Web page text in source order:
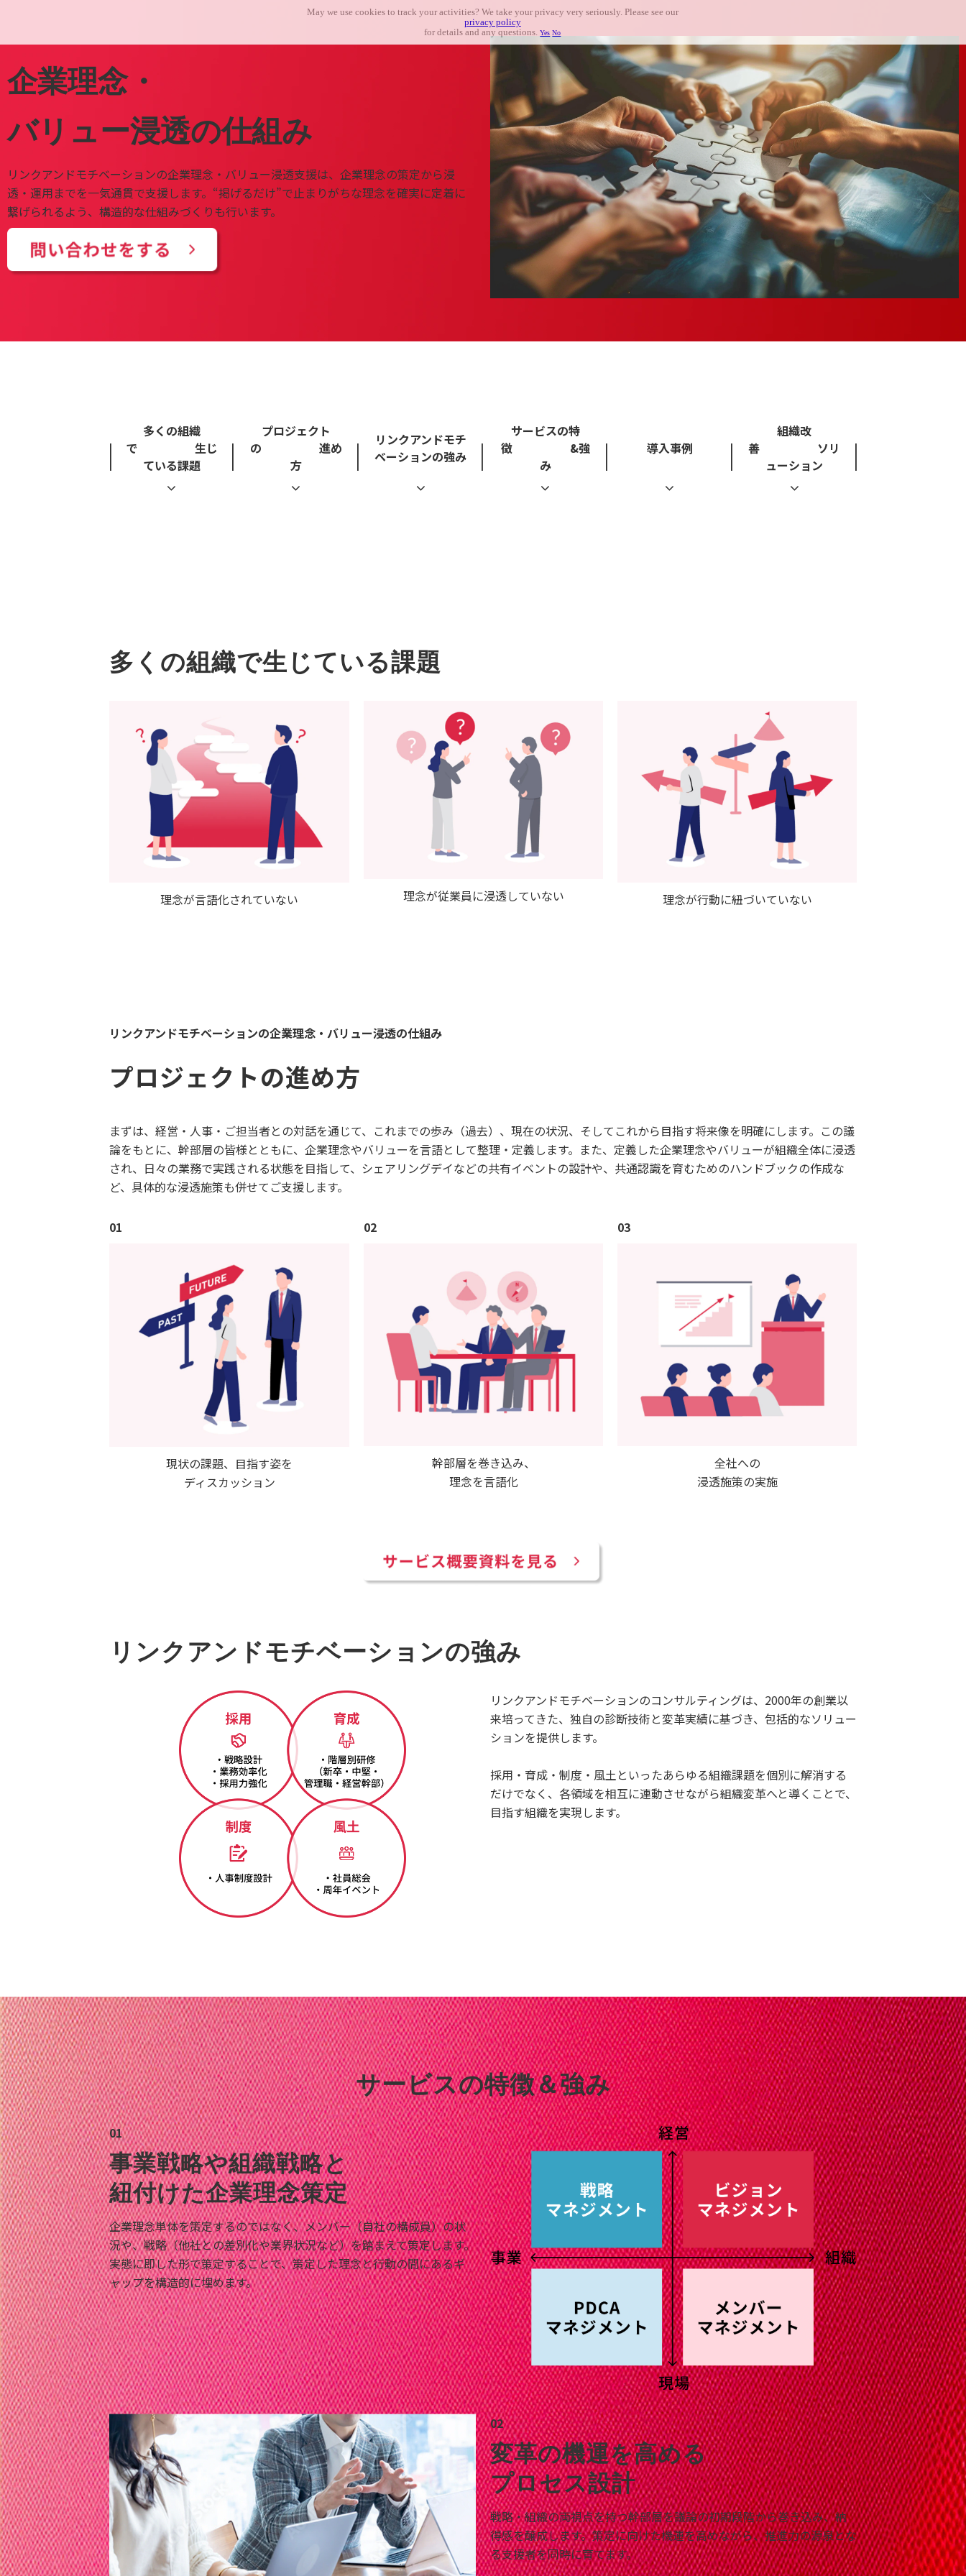
企業理念・
バリュー浸透の仕組み
リンクアンドモチベーションの企業理念・バリュー浸透支援は、企業理念の策定から浸
透・運用までを一気通貫で支援します。“掲げるだけ”で止まりがちな理念を確実に定着に
繋げられるよう、構造的な仕組みづくりも行います。
多くの組織
で 生じ
ている課題
プロジェクト
の 進め
方
リンクアンドモチ
ベーションの強み
サービスの特
徴 &強
み
導入事例
組織改
善 ソリ
ューション
多くの組織で生じている課題
理念が言語化されていない 理念が従業員に浸透していない 理念が行動に紐づいていない
リンクアンドモチベーションの企業理念・バリュー浸透の仕組み
プロジェクトの進め方
まずは、経営・人事・ご担当者との対話を通じて、これまでの歩み（過去）、現在の状況、そしてこれから目指す将来像を明確にします。この議
論をもとに、幹部層の皆様とともに、企業理念やバリューを言語として整理・定義します。また、定義した企業理念やバリューが組織全体に浸透
され、日々の業務で実践される状態を目指して、シェアリングデイなどの共有イベントの設計や、共通認識を育むためのハンドブックの作成な
ど、具体的な浸透施策も併せてご支援します。
01
現状の課題、目指す姿を
ディスカッション
02
幹部層を巻き込み、
理念を言語化
03
全社への
浸透施策の実施
リンクアンドモチベーションの強み
リンクアンドモチベーションのコンサルティングは、2000年の創業以
来培ってきた、独自の診断技術と変革実績に基づき、包括的なソリュー
ションを提供します。
採用・育成・制度・風土といったあらゆる組織課題を個別に解消する
だけでなく、各領域を相互に連動させながら組織変革へと導くことで、
目指す組織を実現します。
サービスの特徴＆強み
01
事業戦略や組織戦略と
紐付けた企業理念策定
企業理念単体を策定するのではなく、メンバー（自社の構成員）の状
況や、戦略（他社との差別化や業界状況など）を踏まえて策定します。
実態に即した形で策定することで、策定した理念と行動の間にあるギ
ャップを構造的に埋めます。
02
変革の機運を高める
プロセス設計
戦略・組織の両視点を持つ幹部層を議論の初期段階から巻き込み、納
得感を醸成します。策定に向けた機運を高めながら、推進力の源泉とな
る支援者を同時に育てます。
May we use cookies to track your activities? We take your privacy very seriously. Please see our
privacy policy
for details and any questions.Yes No